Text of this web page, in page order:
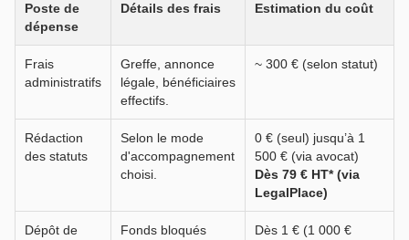
Poste de
dépense
Détails des frais Estimation du coût
Frais
administratifs
Greffe, annonce
légale, bénéficiaires
effectifs.
~ 300 € (selon statut)
Rédaction
des statuts
Selon le mode
d'accompagnement
choisi.
0 € (seul) jusqu’à 1
500 € (via avocat)
Dès 79 € HT* (via
LegalPlace)
Dépôt de
Fonds bloqués
Dès 1 € (1 000 €